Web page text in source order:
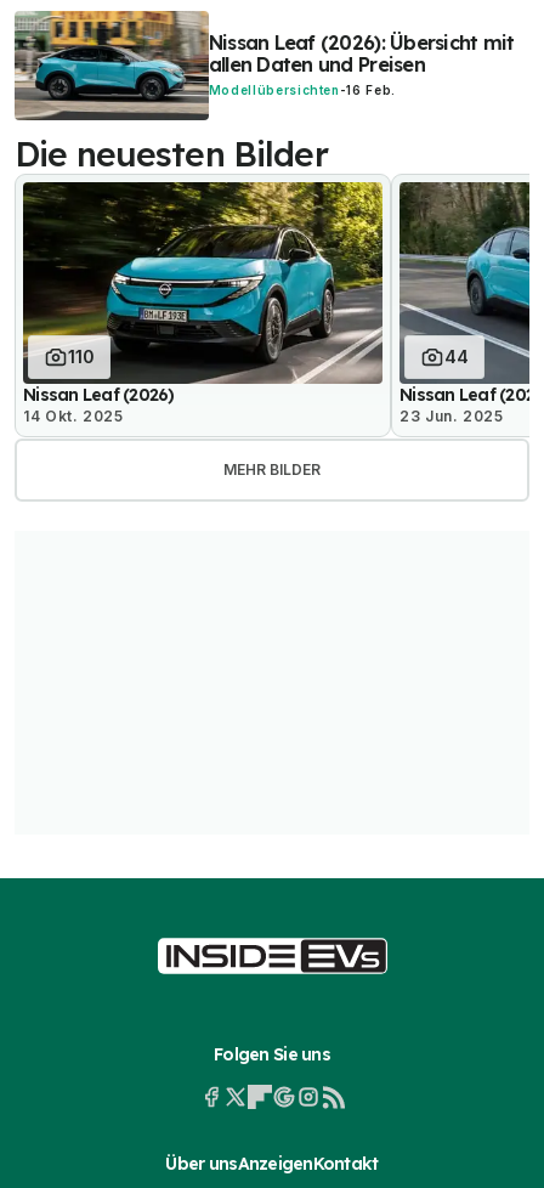
Nissan Leaf (2026): Übersicht mit
allen Daten und Preisen
Modellübersichten -16 Feb.
Die neuesten Bilder
110
Nissan Leaf (2026)
14 Okt. 2025
44
Nissan Leaf
23 Jun. 2025
MEHR BILDER
Folgen Sie uns
Über unsAnzeigenKontakt